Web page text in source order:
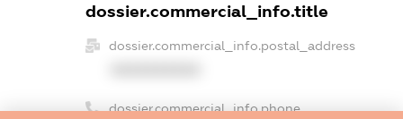
dossier.commercial_info.title
dossier.commercial_info.postal_address
dossier.commercial_info.phone